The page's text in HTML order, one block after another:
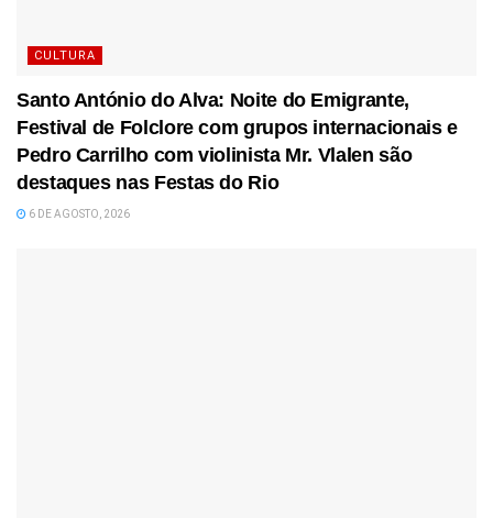
CULTURA
Santo António do Alva: Noite do Emigrante,
Festival de Folclore com grupos internacionais e
Pedro Carrilho com violinista Mr. Vlalen são
destaques nas Festas do Rio
6 DE AGOSTO, 2026